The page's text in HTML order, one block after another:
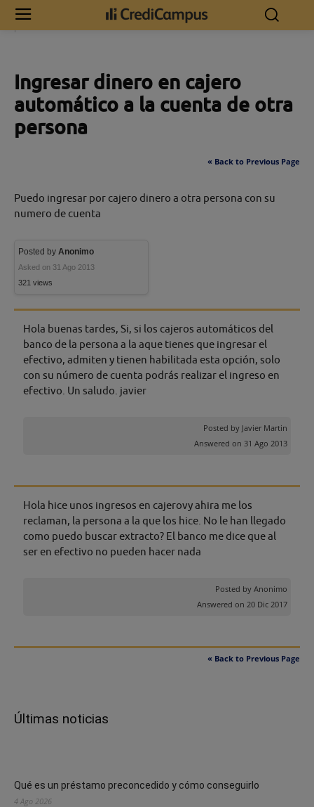
Inicio
Ingresar dinero en cajero automático a la cuenta de otra
Ingresar dinero en cajero
automático a la cuenta de otra
persona
« Back to Previous Page
Puedo ingresar por cajero dinero a otra persona con su
numero de cuenta
Posted by Anonimo
Asked on 31 Ago 2013
321 views
Hola buenas tardes, Si, si los cajeros automáticos del
banco de la persona a la aque tienes que ingresar el
efectivo, admiten y tienen habilitada esta opción, solo
con su número de cuenta podrás realizar el ingreso en
efectivo. Un saludo. javier
Posted by Javier Martin
Answered on 31 Ago 2013
Hola hice unos ingresos en cajerovy ahira me los
reclaman, la persona a la que los hice. No le han llegado
como puedo buscar extracto? El banco me dice que al
ser en efectivo no pueden hacer nada
Posted by Anonimo
Answered on 20 Dic 2017
« Back to Previous Page
Últimas noticias
Qué es un préstamo preconcedido y cómo conseguirlo
4 Ago 2026